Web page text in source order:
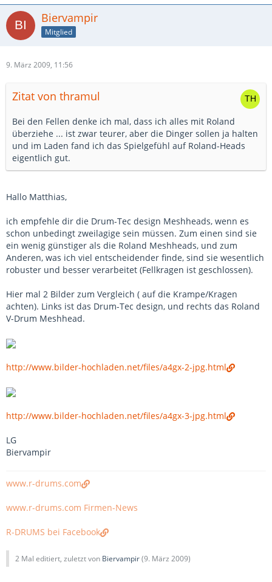
Biervampir
Mitglied
9. März 2009, 11:56
Zitat von thramul
Bei den Fellen denke ich mal, dass ich alles mit Roland
überziehe ... ist zwar teurer, aber die Dinger sollen ja halten
und im Laden fand ich das Spielgefühl auf Roland-Heads
eigentlich gut.
Hallo Matthias,
ich empfehle dir die Drum-Tec design Meshheads, wenn es
schon unbedingt zweilagige sein müssen. Zum einen sind sie
ein wenig günstiger als die Roland Meshheads, und zum
Anderen, was ich viel entscheidender finde, sind sie wesentlich
robuster und besser verarbeitet (Fellkragen ist geschlossen).
Hier mal 2 Bilder zum Vergleich ( auf die Krampe/Kragen
achten). Links ist das Drum-Tec design, und rechts das Roland
V-Drum Meshhead.
http://www.bilder-hochladen.net/files/a4gx-2-jpg.html
http://www.bilder-hochladen.net/files/a4gx-3-jpg.html
LG
Biervampir
www.r-drums.com
www.r-drums.com Firmen-News
R-DRUMS bei Facebook
2 Mal editiert, zuletzt von Biervampir(9. März 2009)